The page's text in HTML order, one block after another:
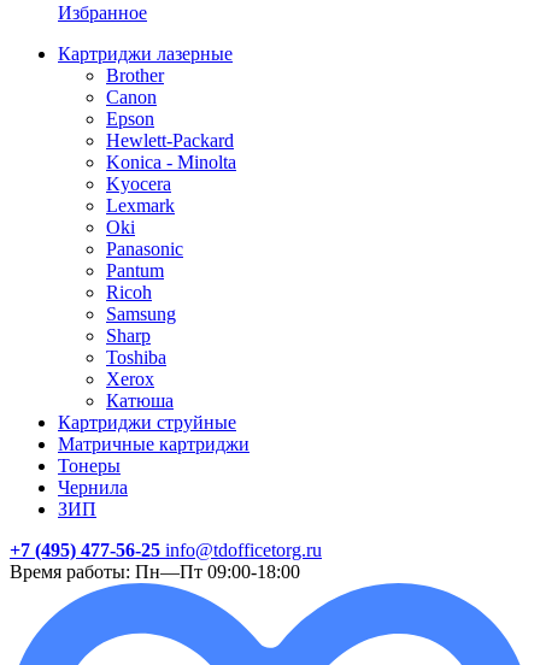
Избранное
Картриджи лазерные
Brother
Canon
Epson
Hewlett-Packard
Konica - Minolta
Kyocera
Lexmark
Oki
Panasonic
Pantum
Ricoh
Samsung
Sharp
Toshiba
Xerox
Катюша
Картриджи струйные
Матричные картриджи
Тонеры
Чернила
ЗИП
+7 (495) 477-56-25 info@tdofficetorg.ru
Время работы: Пн—Пт 09:00-18:00